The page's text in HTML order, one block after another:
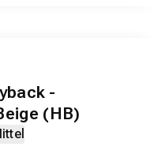
-
(HB)